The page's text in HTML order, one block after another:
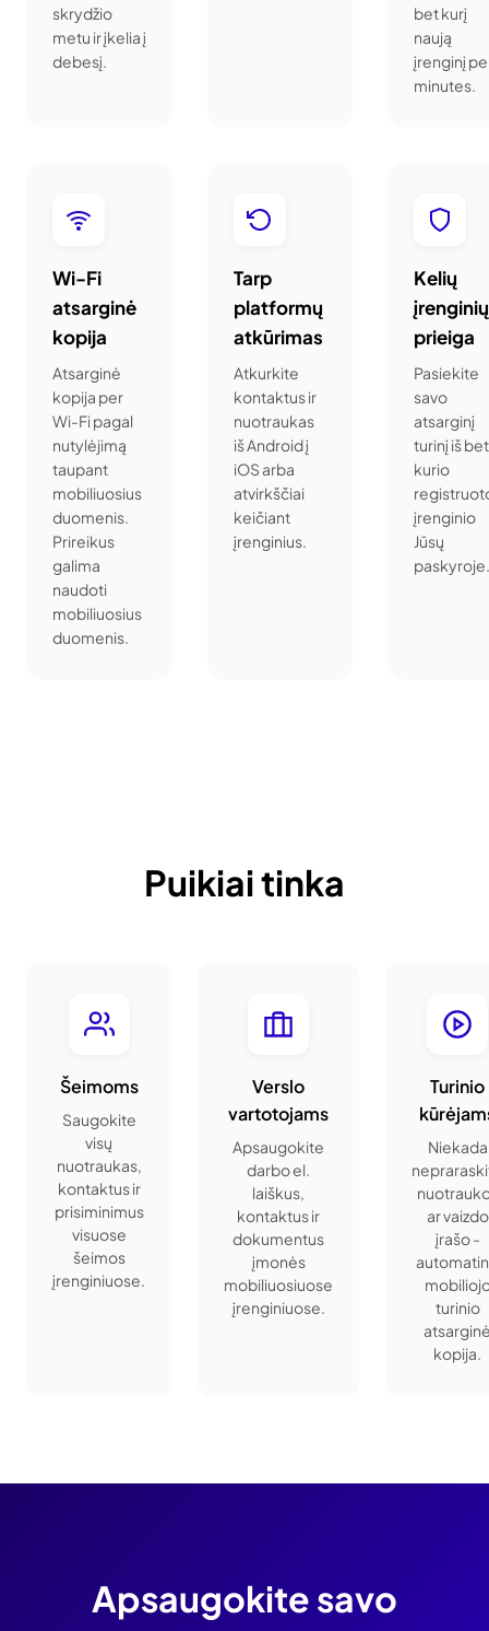
skrydžio
metu ir įkelia į
debesį.
bet kurį
naują
įrenginį
minutes.
Wi-Fi
atsarginė
kopija
Atsarginė
kopija per
Wi-Fi pagal
nutylėjimą
taupant
mobiliuosius
duomenis.
Prireikus
galima
naudoti
mobiliuosius
duomenis.
Tarp
platformų
atkūrimas
Atkurkite
kontaktus ir
nuotraukas
iš Android į
iOS arba
atvirkščiai
keičiant
įrenginius.
Kelių
įrenginių
prieiga
Pasiekite
savo
atsarginį
turinį iš bet
kurio
įrenginio
Jūsų
paskyroje.
Puikiai tinka
Šeimoms
Saugokite
visų
nuotraukas,
kontaktus ir
prisiminimus
visuose
šeimos
įrenginiuose.
Verslo
vartotojams
Apsaugokite
darbo el.
laiškus,
kontaktus ir
dokumentus
įmonės
mobiliuosiuose
įrenginiuose.
Turinio
Niekada
ar vaizdo
įrašo -
turinio
kopija.
Apsaugokite savo